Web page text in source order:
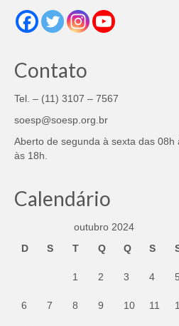
Contato
Tel. – (11) 3107 – 7567
soesp@soesp.org.br
Aberto de segunda à sexta das 08h
às 18h.
Calendário
outubro 2024
D
S T Q Q S
1 2 3 4 5
6 7 8 9 10 11